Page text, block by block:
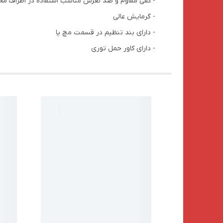
- گرمایش عالی
- دارای بند تنظیم در قسمت مچ پا
- دارای کاور حمل توری